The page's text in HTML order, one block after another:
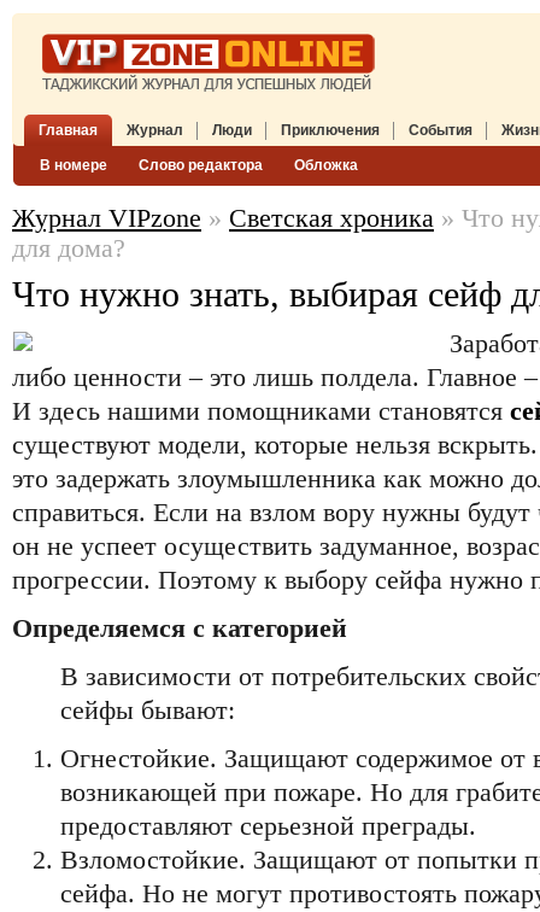
Главная Журнал
В номере Слово редактора Обложка
Люди Приключения События
Журнал VIPzone » Светская хроника » Что
для дома?
Что нужно знать, выбирая сейф
либо ценности – это лишь полдела. Главное
И здесь нашими помощниками становятся
существуют модели, которые нельзя
это задержать злоумышленника как можно
справиться. Если на взлом вору нужны будут
он не успеет осуществить задуманное,
прогрессии. Поэтому к выбору сейфа нужно
Определяемся с категорией
В зависимости от потребительских
сейфы бывают:
Огнестойкие. Защищают содержимое от
возникающей при пожаре. Но для
предоставляют серьезной преграды.
Взломостойкие. Защищают от попытки
сейфа. Но не могут противостоять